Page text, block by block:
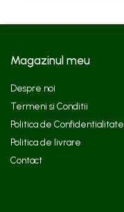
Magazinul meu
Despre noi
Termeni si Conditii
Politica de Confidentialitate
Politica de livrare
Contact